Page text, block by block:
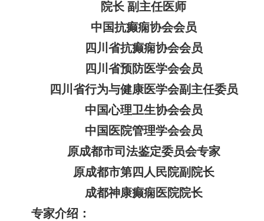
院长 副主任医师
中国抗癫痫协会会员
四川省抗癫痫协会会员
四川省预防医学会会员
四川省行为与健康医学会副主任委员
中国心理卫生协会会员
中国医院管理学会会员
原成都市司法鉴定委员会专家
原成都市第四人民院副院长
成都神康癫痫医院院长
专家介绍：